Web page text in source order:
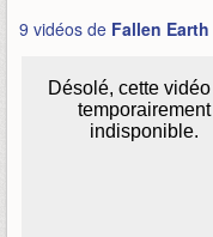
9 vidéos de Fallen Earth